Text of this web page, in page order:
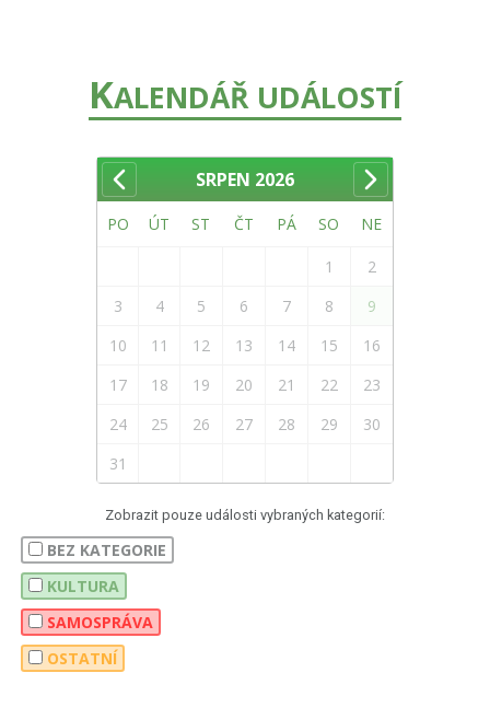
KALENDÁŘ UDÁLOSTÍ
SRPEN 2026
PO ÚT ST ČT PÁ SO NE
1
2
3
4 5 6 7 8
9
10
11 12 13 14 15
16
17
18 19 20 21 22
23
24
25 26 27 28 29
30
31
Zobrazit pouze události vybraných kategorií:
BEZ KATEGORIE
KULTURA
SAMOSPRÁVA
OSTATNÍ